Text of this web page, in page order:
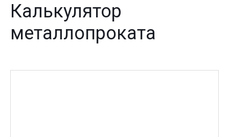
Калькулятор
металлопроката